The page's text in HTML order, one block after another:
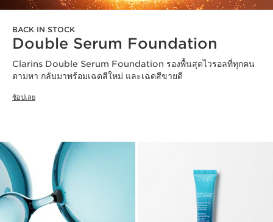
BACK IN STOCK
Double Serum Foundation
Clarins Double Serum Foundation รองพื้นสุดไวรอลที่ทุกคน
ตามหา กลับมาพร้อมเฉดสีใหม่ และเฉดสีขายดี
ช้อปเลย